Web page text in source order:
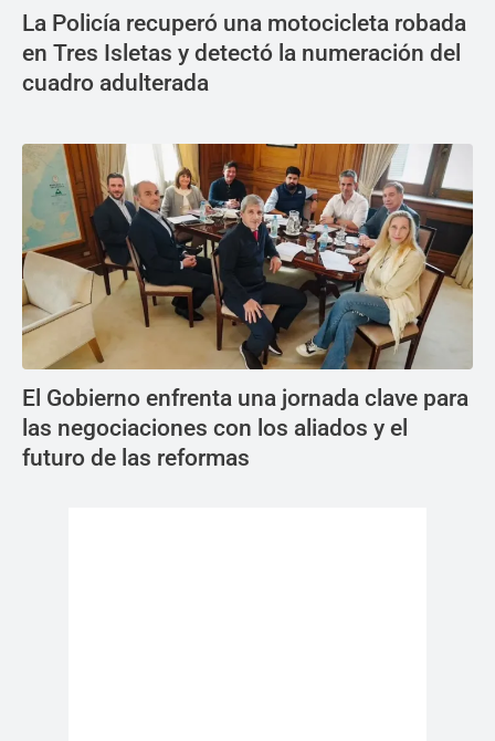
La Policía recuperó una motocicleta robada
en Tres Isletas y detectó la numeración del
cuadro adulterada
El Gobierno enfrenta una jornada clave para
las negociaciones con los aliados y el
futuro de las reformas